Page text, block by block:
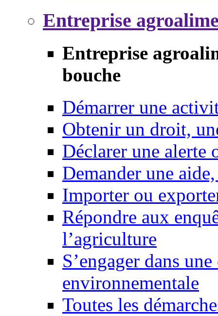
Entreprise
Entreprise
bouche
Démarrer une
Obtenir un droit,
Déclarer une alerte
Demander une
Importer ou
Répondre aux
l’agriculture
S’engager dans
environnementale
Toutes les